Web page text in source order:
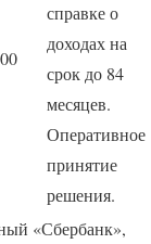
справке о
доходах на
срок до 84
месяцев.
Оперативное
принятие
решения.
«Сбербанк»,